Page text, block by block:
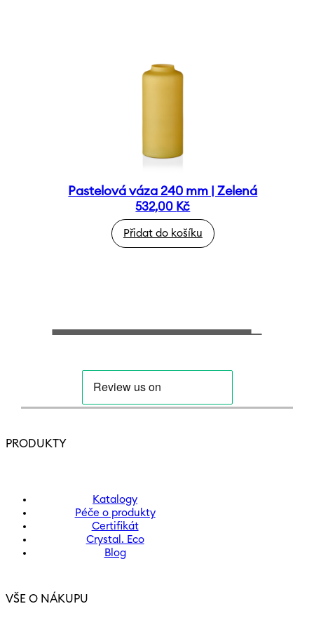
Pastelová váza 240 mm | Zelená
532,00 Kč
Přidat do košíku
PRODUKTY
Katalogy
Péče o produkty
Certifikát
Crystal. Eco
Blog
VŠE O NÁKUPU